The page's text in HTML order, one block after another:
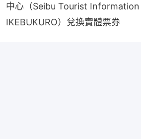
中心（Seibu Tourist
IKEBUKURO）兌換實體票券